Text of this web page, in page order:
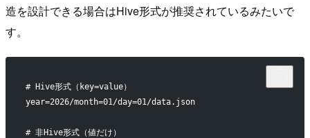
造を設計できる場合はHive形式が推奨されているみたいで
す。
# Hive形式（key=value）
year=2026/month=01/day=01/data.json
# 非Hive形式（値だけ）